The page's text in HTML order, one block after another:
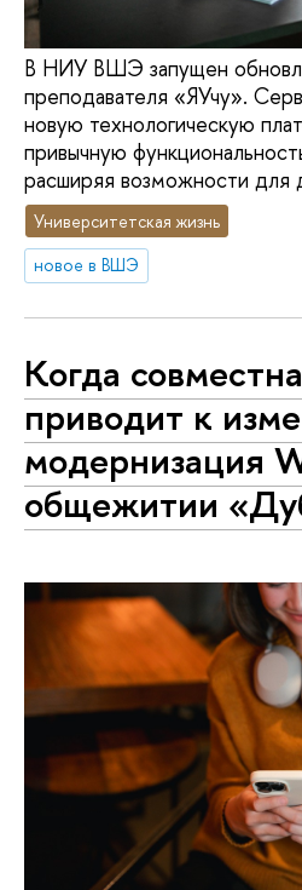
В НИУ ВШЭ запущен
преподавателя «ЯУчу».
новую технологическую
привычную
расширяя возможности для
Университетская жизнь
новое в ВШЭ
Когда
приводит к
модернизация
общежитии